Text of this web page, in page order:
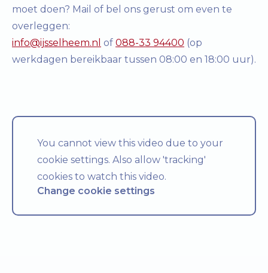
moet doen? Mail of bel ons gerust om even te
overleggen:
info@ijsselheem.nl of 088-33 94400 (op
werkdagen bereikbaar tussen 08:00 en 18:00 uur).
You cannot view this video due to your
cookie settings. Also allow 'tracking'
cookies to watch this video.
Change cookie settings